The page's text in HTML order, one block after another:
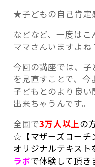
★子どもの自己肯定
などなど、一度は
ママさんいますよね
今回の講座では、
を見直すことで、今
子どもとのより良
出来ちゃうんです。
全国で3万人以上の
☆【マザーズコーチ
オリジナルテキスト
ラボで体験して頂き